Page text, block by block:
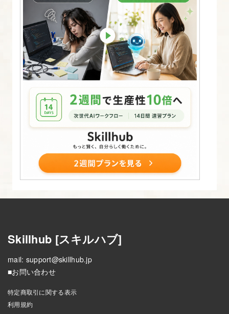
Skillhub [スキルハブ]
mail: support@skillhub.jp
■お問い合わせ
特定商取引に関する表示
利用規約